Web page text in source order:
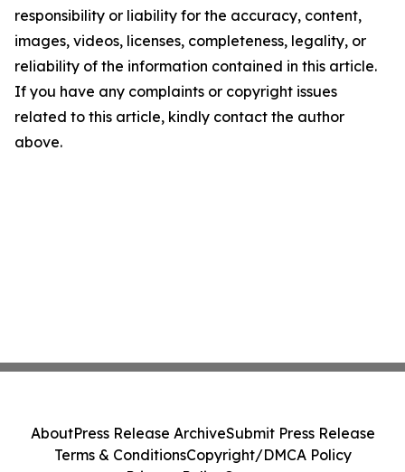
responsibility or liability for the accuracy, content,
images, videos, licenses, completeness, legality, or
reliability of the information contained in this article.
If you have any complaints or copyright issues
related to this article, kindly contact the author
above.
AboutPress Release ArchiveSubmit Press Release
Terms & ConditionsCopyright/DMCA Policy